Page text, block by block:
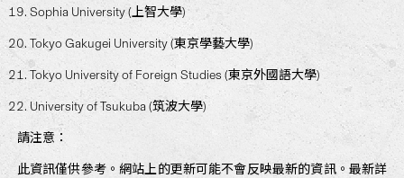
Sophia University (上智大學)
Tokyo Gakugei University (東京學藝大學)
Tokyo University of Foreign Studies (東京外國語大學)
University of Tsukuba (筑波大學)
請注意：
此資訊僅供參考。網站上的更新可能不會反映最新的資訊。最新詳